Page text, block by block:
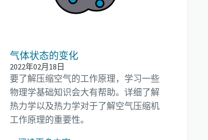
气体状态的变化
2022年02月18日
要了解压缩空气的工作原理，学习一些
物理学基础知识会大有帮助。详细了解
热力学以及热力学对于了解空气压缩机
工作原理的重要性。